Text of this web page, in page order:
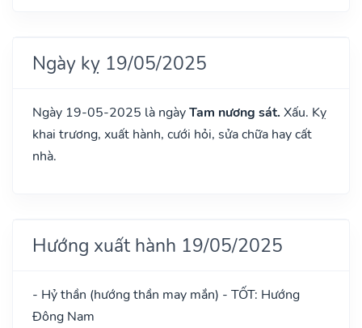
Ngày kỵ 19/05/2025
Ngày 19-05-2025 là ngàyTam nương sát. Xấu. Kỵ
khai trương, xuất hành, cưới hỏi, sửa chữa hay cất
nhà.
Hướng xuất hành 19/05/2025
- Hỷ thần (hướng thần may mắn) - TỐT: Hướng
Đông Nam